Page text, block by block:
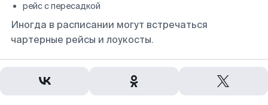
рейс с пересадкой
Иногда в расписании могут встречаться
чартерные рейсы и лоукосты.